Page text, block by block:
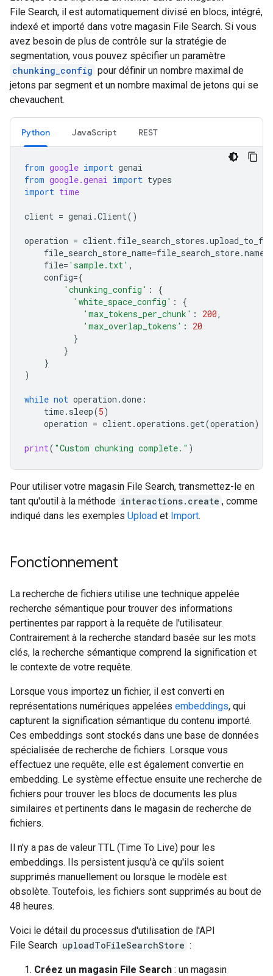
File Search, il est automatiquement divisé en blocs, intégré,
indexé et importé dans votre magasin File Search. Si vous
avez besoin de plus de contrôle sur la stratégie de
segmentation, vous pouvez spécifier un paramètre
chunking_config pour définir un nombre maximal de
jetons par segment et un nombre maximal de jetons qui se
chevauchent.
Python JavaScript REST
from google import genai
from google.genai import types
import time
client = genai .Client()
operation = client. file_search_stores .
file_search_store_name=file_search_store.name
file= 'sample.txt' ,
config={
'chunking_config' :
{
'white_space_config' :
{
'max_tokens_per_chunk' : 200,
'max_overlap_tokens' :
20
}
}
}
)
while not operation .done :
time. sleep(5)
operation = client.operations .get(operation)
print( "Custom chunking complete." )
Pour utiliser votre magasin File Search, transmettez-le en
tant qu'outil à la méthode interactions.create , comme
indiqué dans les exemples Upload et Import.
Fonctionnement
La recherche de fichiers utilise une technique appelée
recherche sémantique pour trouver des informations
pertinentes par rapport à la requête de l'utilisateur.
Contrairement à la recherche standard basée sur les mots
clés, la recherche sémantique comprend la signification et
le contexte de votre requête.
Lorsque vous importez un fichier, il est converti en
représentations numériques appelées embeddings, qui
capturent la signification sémantique du contenu importé.
Ces embeddings sont stockés dans une base de données
spécialisée de recherche de fichiers. Lorsque vous
effectuez une requête, elle est également convertie en
embedding. Le système effectue ensuite une recherche de
fichiers pour trouver les blocs de documents les plus
similaires et pertinents dans le magasin de recherche de
fichiers.
Il n'y a pas de valeur TTL (Time To Live) pour les
embeddings. Ils persistent jusqu'à ce qu'ils soient
supprimés manuellement ou lorsque le modèle est
obsolète. Toutefois, les fichiers sont supprimés au bout de
48 heures.
Voici le détail du processus d'utilisation de l'API
File Search uploadToFileSearchStore :
Créez un magasin File Search : un magasin